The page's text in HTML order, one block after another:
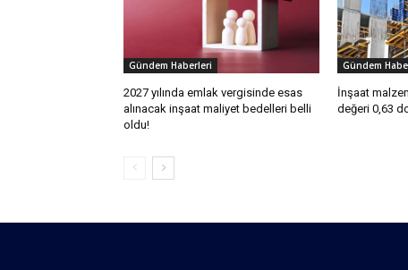
Gündem Haberleri
2027 yılında emlak vergisinde esas
alınacak inşaat maliyet bedelleri belli
oldu!
Gündem
İnşaat
değeri 0,63